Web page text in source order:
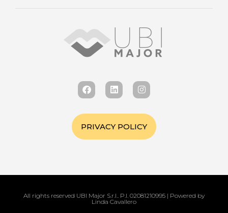
PRIVACY POLICY
All rights reserved UBI Major S.r.l.. P.I. 02081210995 | Powered by
Linda Cavallero